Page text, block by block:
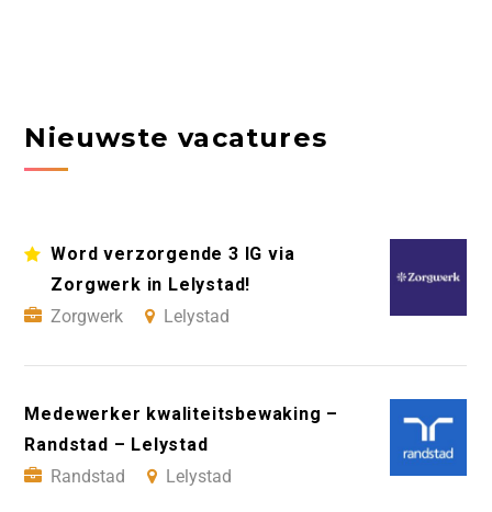
Nieuwste vacatures
Word verzorgende 3 IG via
Zorgwerk in Lelystad!
Zorgwerk
Lelystad
Medewerker kwaliteitsbewaking –
Randstad – Lelystad
Randstad
Lelystad